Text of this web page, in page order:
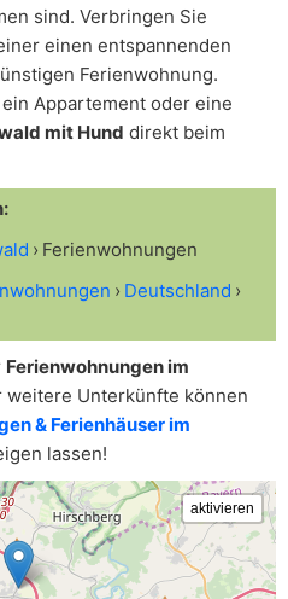
sind. Verbringen Sie
einen entspannenden
Ferienwohnung.
Appartement oder eine
mit Hund direkt beim
Ferienwohnungen
Deutschland
Ferienwohnungen im
weitere Unterkünfte können
& Ferienhäuser im
lassen!